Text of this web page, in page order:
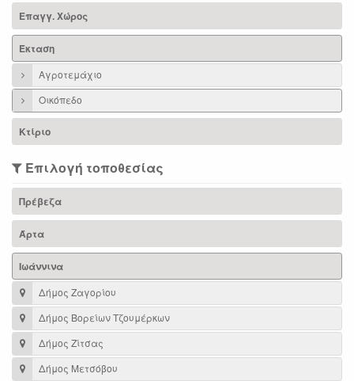
Επαγγ. Χώρος
Έκταση
Αγροτεμάχιο
Οικόπεδο
Κτίριο
Επιλογή τοποθεσίας
Πρέβεζα
Άρτα
Ιωάννινα
Δήμος Ζαγορίου
Δήμος Βορείων Τζουμέρκων
Δήμος Ζίτσας
Δήμος Μετσόβου